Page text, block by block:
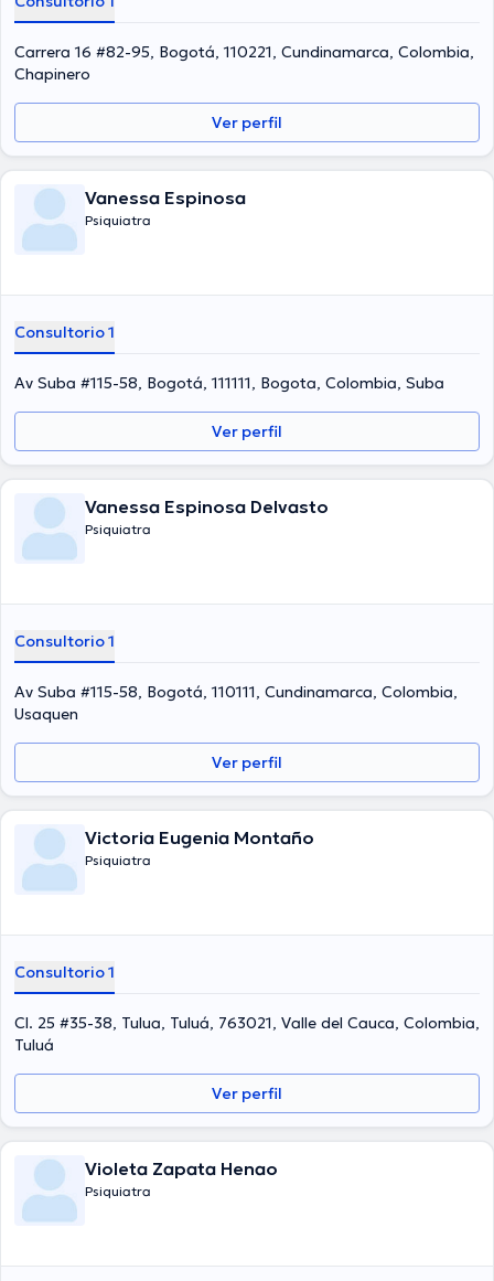
diversas asociaciones médicas. Valeria Jordan ha participado en
diversas conferencias con el ideal de tener una formación continua
en su temática de especialización y ha compartido numerosos
comunicados. Español son los idiomas que habla la doctora.
Carrera 16 #82-95, Bogotá, 110221, Cundinamarca, Colombia,
Chapinero
Ver perfil
Vanessa Espinosa
Psiquiatra
Consultorio 1
Av Suba #115-58, Bogotá, 111111, Bogota, Colombia, Suba
Ver perfil
Vanessa Espinosa Delvasto
Psiquiatra
Consultorio 1
Av Suba #115-58, Bogotá, 110111, Cundinamarca, Colombia,
Usaquen
Ver perfil
Victoria Eugenia Montaño
Psiquiatra
Consultorio 1
Cl. 25 #35-38, Tulua, Tuluá, 763021, Valle del Cauca, Colombia,
Tuluá
Ver perfil
Violeta Zapata Henao
Psiquiatra